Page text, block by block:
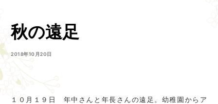
秋の遠足
2018年10月20日
１０月１９日 年中さんと年長さんの遠足。幼稚園からア